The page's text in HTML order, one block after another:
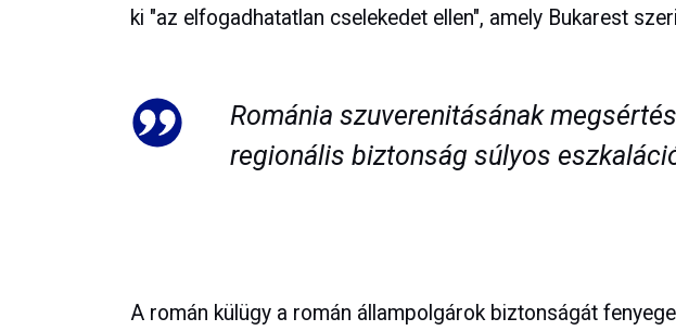
ki "az elfogadhatatlan cselekedet ellen", amely Bukarest
Románia szuverenitásának
regionális biztonság súlyos
A román külügy a román állampolgárok biztonságát